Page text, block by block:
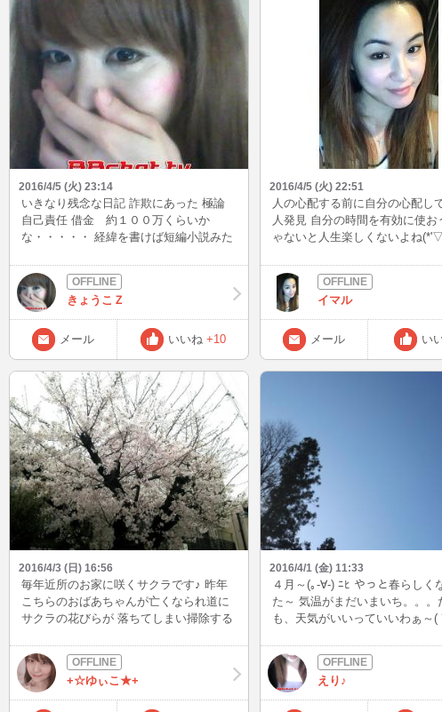
色 さまざまに パンツの色から 経営と
理念 映画 音楽 アニメ 漫画 小説
絵画 旅行にグルメ 投資に人事育成か
ら 思想問題やら アイドルネタ！ Ｓ
ですか？Ｍですか？ 携帯おおぎりネ
タ から お笑い などなどなど！ 本当に
いつもありがとうございます。 メールを
よく下さったり 健康を気にしてくださっ
たり・・・ すぐに バレちゃうんですよ
ね 体調不良ｗ 「いつもより顔色悪い
機中にメールを頂いたり・・←その時
は 熱があったｗｗ 感謝の言葉しか で
てこないのですが いつも 沢山 可愛が
って下さったり 笑わせて下さったり 知
たり 本当にありがとうございます。 これ
からも えりぃ♪を どうぞよろしゅうで
ございます。 と なんだか ｻｲﾄ１２周
年記念の ムードにのせられて えりぃも
便乗して感謝の気持ちを表現してみまし
た。笑
2016/4/5 (火) 23:14
いきなり残念な日記 詐欺にあった 極論
自己責任 借金 約１００万くらいか
な・・・・・ 経緯を書けば短編小説みた
と。 ①被害届、盗難届け等が適用されな
い状態 ②名義が私なので どうにもなら
ん ③相手が面識ある方の場合、「盗難」
に該当しない、と刑事に恫喝された あー
あ 今年は厄年だな 毒はいたり 八つ当た
りしたくなるけど 自分が悪い 相手も悪い
どこかに活路を見出さねば ぶつぶつ言っ
ても現実はどんどん借金の取立てが来る
だけ 生きてるんだから あきらめるな、自
分よ 強がる夜中 お腹すいたけど 金なく
てご飯に悩む・・・・・
きょうこＺ
メール いいね +10
2016/4/5 (火) 22:51
人の心配する前に自分の心配し
人発見 自分の時間を有効に使
ゃないと人生楽しくないよね
イマル
メール い
2016/4/3 (日) 16:56
毎年近所のお家に咲くサクラです♪ 昨年
こちらのおばあちゃんが亡くなられ道に
サクラの花びらが 落ちてしまい掃除する
花前に全ての枝を切られてしまってサク
ラを見る事が 出来なかったのです
が・・・ 近所の人からサクラが見れない
のがさみしいとの声で今年から サクラが
+☆ゆぃこ★+
2016/4/1 (金) 11:33
４月～(｡-∀-) ﾆﾋ やっと春らしく
た～ 気温がまだいまいち。。。
も、天気がいいっていいわぁ～(
(｡･ω･))(｡uωu))ﾍﾟｺﾘ
えり♪